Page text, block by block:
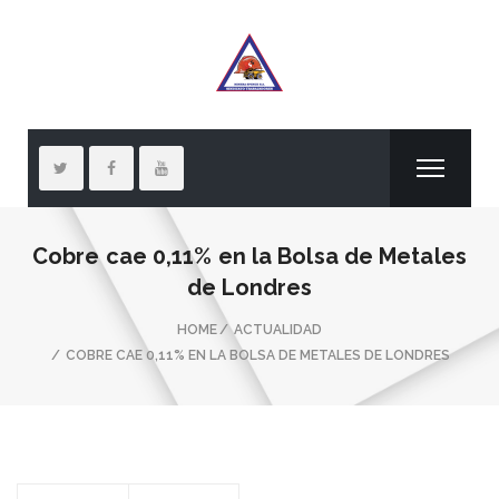
Cobre cae 0,11% en la Bolsa de Metales
de Londres
HOME
ACTUALIDAD
COBRE CAE 0,11% EN LA BOLSA DE METALES DE LONDRES